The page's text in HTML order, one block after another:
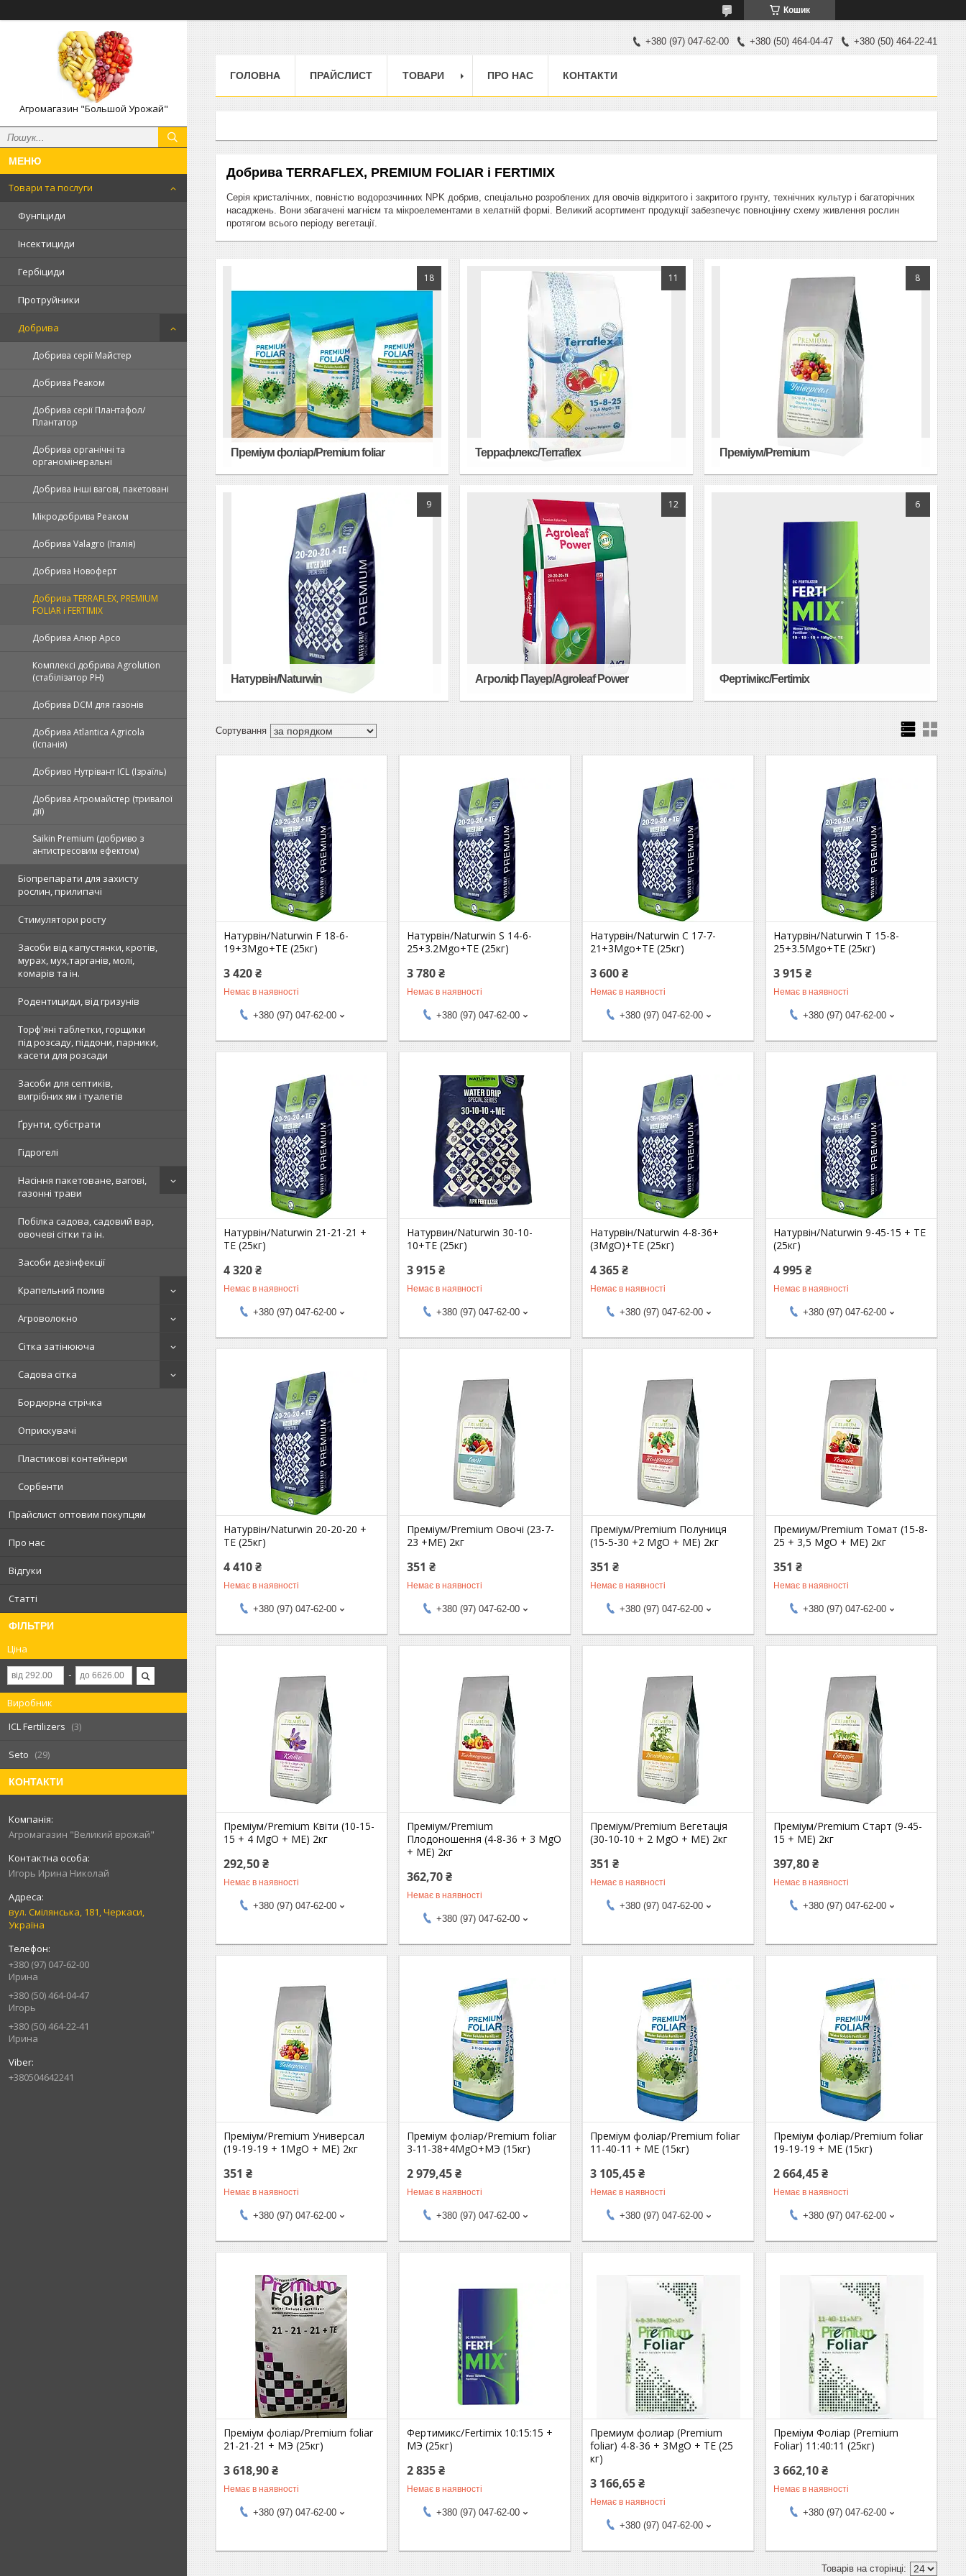
Кошик
Агромагазин "Большой Урожай"
Товари та послуги
Фунгіциди
Інсектициди
Гербіциди
Протруйники
Добрива
Добрива серії Майстер
Добрива Реаком
Добрива серії Плантафол/
Плантатор
Добрива органічні та
органомінеральні
Добрива інші вагові, пакетовані
Мікродобрива Реаком
Добрива Valagro (Італія)
Добрива Новоферт
Добрива TERRAFLEX, PREMIUM
FOLIAR і FERTIMIX
Добрива Алюр Арсо
Комплексі добрива Agrolution
(стабілізатор РН)
Добрива DCM для газонів
Добрива Atlantica Agricola
(Іспанія)
Добриво Нутрівант ICL (Ізраїль)
Добрива Агромайстер (тривалої
дії)
Saikin Premium (добриво з
антистресовим ефектом)
Біопрепарати для захисту
рослин, прилипачі
Стимулятори росту
Засоби від капустянки, кротів,
мурах, мух,тарганів, молі,
комарів та ін.
Родентициди, від гризунів
Торф'яні таблетки, горщики
під розсаду, піддони, парники,
касети для розсади
Засоби для септиків,
вигрібних ям і туалетів
Ґрунти, субстрати
Гідрогелі
Насіння пакетоване, вагові,
газонні трави
Побілка садова, садовий вар,
овочеві сітки та ін.
Засоби дезінфекції
Крапельний полив
Агроволокно
Сітка затінююча
Садова сітка
Бордюрна стрічка
Оприскувачі
Пластикові контейнери
Сорбенти
Прайслист оптовим покупцям
Про нас
Відгуки
Статті
ФІЛЬТРИ
Ціна
Виробник
ICL Fertilizers
3
Seto 29
КОНТАКТИ
Агромагазин "Великий врожай"
Игорь Ирина Николай
вул. Смілянська, 181, Черкаси,
Україна
+380 (97) 047-62-00
Ирина
+380 (50) 464-04-47
Игорь
+380 (50) 464-22-41
Ирина
+380504642241
+380 (97) 047-62-00 +380 (50) 464-04-47 +380 (50) 464-22-41
ГОЛОВНА ПРАЙСЛИСТ ТОВАРИ ПРО НАС КОНТАКТИ
Добрива TERRAFLEX, PREMIUM FOLIAR і FERTIMIX
Серія кристалічних, повністю водорозчинних NPK добрив, спеціально розроблених для овочів відкритого і закритого грунту, технічних культур і багаторічних
насаджень. Вони збагачені магнієм та мікроелементами в хелатній формі. Великий асортимент продукції забезпечує повноцінну схему живлення рослин
протягом всього періоду вегетації.
18
Преміум фоліар/Premium foliar
11
Террафлекс/Terraflex
8
Преміум/Premium
9
Натурвін/Naturwin
12
Агроліф Пауер/Agroleaf Power
6
Фертімікс/Fertimix
Натурвін/Naturwin F 18-6-
19+3Mgo+ТЕ (25кг)
3 420 ₴
Немає в наявності
+380 (97) 047-62-00
Натурвін/Naturwin S 14-6-
25+3.2Mgo+ТЕ (25кг)
3 780 ₴
Немає в наявності
+380 (97) 047-62-00
Натурвін/Naturwin С 17-7-
21+3Mgo+ТЕ (25кг)
3 600 ₴
Немає в наявності
+380 (97) 047-62-00
Натурвін/Naturwin Т 15-8-
25+3.5Mgo+ТЕ (25кг)
3 915 ₴
Немає в наявності
+380 (97) 047-62-00
Натурвін/Naturwin 21-21-21 +
ТЕ (25кг)
4 320 ₴
Немає в наявності
+380 (97) 047-62-00
Натурвин/Naturwin 30-10-
10+TE (25кг)
3 915 ₴
Немає в наявності
+380 (97) 047-62-00
Натурвін/Naturwin 4-8-36+
(3MgO)+TE (25кг)
4 365 ₴
Немає в наявності
+380 (97) 047-62-00
Натурвін/Naturwin 9-45-15 + ТЕ
(25кг)
4 995 ₴
Немає в наявності
+380 (97) 047-62-00
Натурвін/Naturwin 20-20-20 +
ТЕ (25кг)
4 410 ₴
Немає в наявності
+380 (97) 047-62-00
Преміум/Premium Овочі (23-7-
23 +МЕ) 2кг
351 ₴
Немає в наявності
+380 (97) 047-62-00
Преміум/Premium Полуниця
(15-5-30 +2 MgО + МЕ) 2кг
351 ₴
Немає в наявності
+380 (97) 047-62-00
Премиум/Premium Томат (15-8-
25 + 3,5 MgO + МЕ) 2кг
351 ₴
Немає в наявності
+380 (97) 047-62-00
Преміум/Premium Квіти (10-15-
15 + 4 MgO + МЕ) 2кг
292,50 ₴
Немає в наявності
+380 (97) 047-62-00
Преміум/Premium
Плодоношення (4-8-36 + 3 MgO
+ МЕ) 2кг
362,70 ₴
Немає в наявності
+380 (97) 047-62-00
Преміум/Premium Вегетація
(30-10-10 + 2 MgO + МЕ) 2кг
351 ₴
Немає в наявності
+380 (97) 047-62-00
Преміум/Premium Старт (9-45-
15 + МЕ) 2кг
397,80 ₴
Немає в наявності
+380 (97) 047-62-00
Преміум/Premium Универсал
(19-19-19 + 1MgO + МЕ) 2кг
351 ₴
Немає в наявності
+380 (97) 047-62-00
Преміум фоліар/Premium foliar
3-11-38+4MgO+МЭ (15кг)
2 979,45 ₴
Немає в наявності
+380 (97) 047-62-00
Преміум фоліар/Premium foliar
11-40-11 + МЕ (15кг)
3 105,45 ₴
Немає в наявності
+380 (97) 047-62-00
Преміум фоліар/Premium foliar
19-19-19 + МЕ (15кг)
2 664,45 ₴
Немає в наявності
+380 (97) 047-62-00
Преміум фоліар/Premium foliar
21-21-21 + МЭ (25кг)
3 618,90 ₴
Немає в наявності
+380 (97) 047-62-00
Фертимикс/Fertimix 10:15:15 +
МЭ (25кг)
2 835 ₴
Немає в наявності
+380 (97) 047-62-00
Премиум фолиар (Premium
foliar) 4-8-36 + 3MgO + TE (25
кг)
3 166,65 ₴
Немає в наявності
+380 (97) 047-62-00
Преміум Фоліар (Premium
Foliar) 11:40:11 (25кг)
3 662,10 ₴
Немає в наявності
+380 (97) 047-62-00